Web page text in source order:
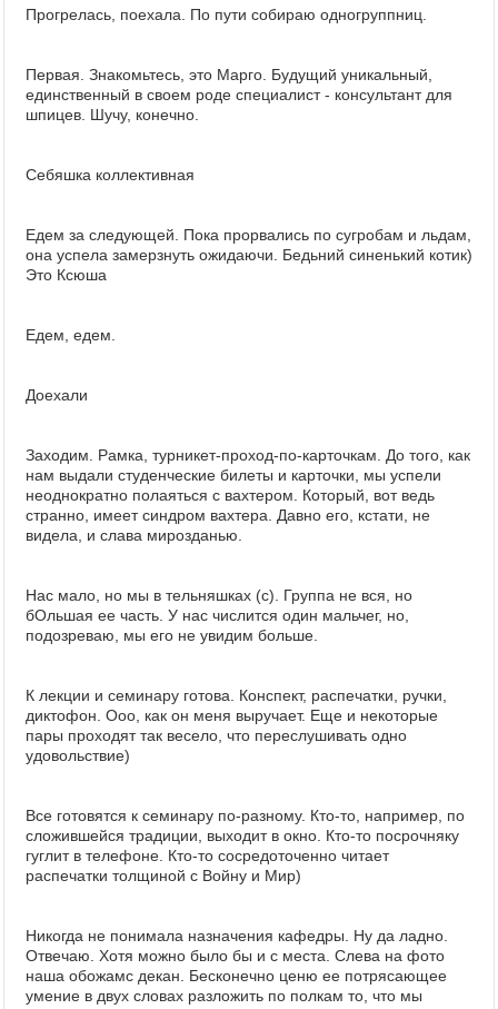
Прогрелась, поехала. По пути собираю одногруппниц.
Первая. Знакомьтесь, это Марго. Будущий уникальный,
единственный в своем роде специалист - консультант для
шпицев. Шучу, конечно.
Себяшка коллективная
Едем за следующей. Пока прорвались по сугробам и льдам,
она успела замерзнуть ожидаючи. Бедьний синенький котик)
Это Ксюша
Едем, едем.
Доехали
Заходим. Рамка, турникет-проход-по-карточкам. До того, как
нам выдали студенческие билеты и карточки, мы успели
неоднократно полаяться с вахтером. Который, вот ведь
странно, имеет синдром вахтера. Давно его, кстати, не
видела, и слава мирозданью.
Нас мало, но мы в тельняшках (с). Группа не вся, но
бОльшая ее часть. У нас числится один мальчег, но,
подозреваю, мы его не увидим больше.
К лекции и семинару готова. Конспект, распечатки, ручки,
диктофон. Ооо, как он меня выручает. Еще и некоторые
пары проходят так весело, что переслушивать одно
удовольствие)
Все готовятся к семинару по-разному. Кто-то, например, по
сложившейся традиции, выходит в окно. Кто-то посрочняку
гуглит в телефоне. Кто-то сосредоточенно читает
распечатки толщиной с Войну и Мир)
Никогда не понимала назначения кафедры. Ну да ладно.
Отвечаю. Хотя можно было бы и с места. Слева на фото
наша обожамс декан. Бесконечно ценю ее потрясающее
умение в двух словах разложить по полкам то, что мы